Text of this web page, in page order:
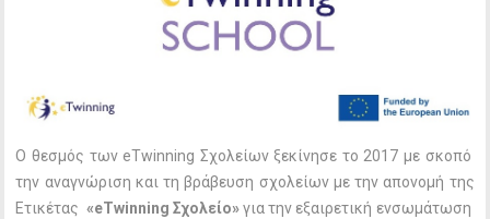
Ο θεσμός των eTwinning Σχολείων ξεκίνησε το 2017 με σκοπό
την αναγνώριση και τη βράβευση σχολείων με την απονομή της
Ετικέτας «eTwinning Σχολείο»για την εξαιρετική ενσωμάτωση